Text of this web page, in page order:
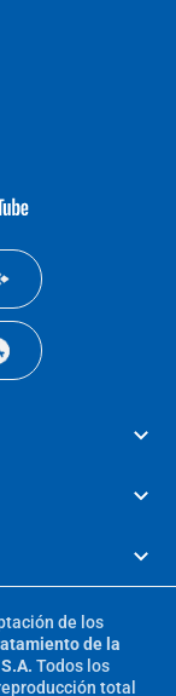
youtube-
de los
de la
Todos los
total